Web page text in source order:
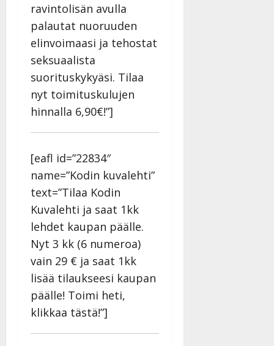
ravintolisän avulla
palautat nuoruuden
elinvoimaasi ja tehostat
seksuaalista
suorituskykyäsi. Tilaa
nyt toimituskulujen
hinnalla 6,90€!”]
[eafl id=”22834″
name=”Kodin kuvalehti”
text=”Tilaa Kodin
Kuvalehti ja saat 1kk
lehdet kaupan päälle.
Nyt 3 kk (6 numeroa)
vain 29 € ja saat 1kk
lisää tilaukseesi kaupan
päälle! Toimi heti,
klikkaa tästä!”]